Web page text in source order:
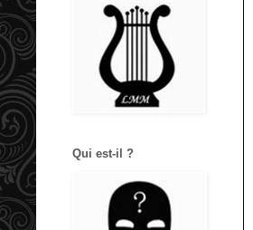
Qui est-il ?